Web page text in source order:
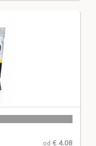
od € 4.08